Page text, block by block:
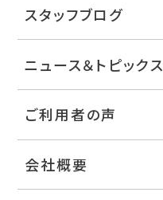
スタッフブログ
ニュース＆トピックス
ご利用者の声
会社概要